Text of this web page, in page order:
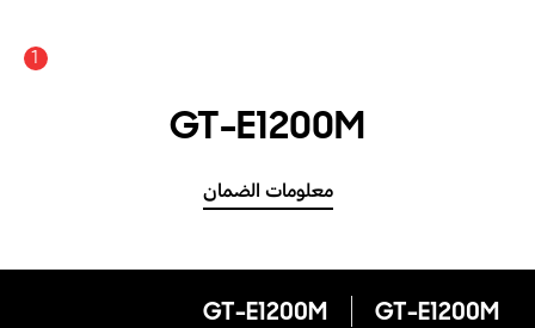
1
GT-E1200M
معلومات الضمان
GT-E1200M
GT-E1200M